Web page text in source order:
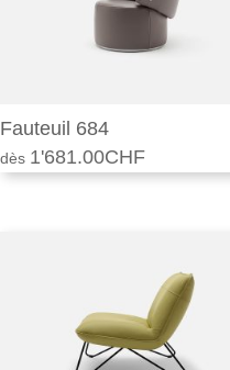
Fauteuil 684
1'681.00CHF